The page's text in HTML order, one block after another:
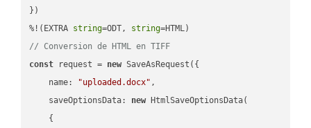
})
%!(EXTRA string=ODT, string
// Conversion de HTML en TIFF
const request = new SaveAsRequest({
name: "uploaded.docx" ,
saveOptionsData: new HtmlSaveOptionsData(
    {